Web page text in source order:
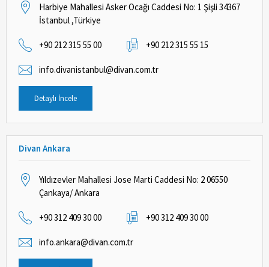
Harbiye Mahallesi Asker Ocağı Caddesi No: 1 Şişli 34367
İstanbul ,Türkiye
+90 212 315 55 00 +90 212 315 55 15
info.divanistanbul@divan.com.tr
Detaylı İncele
Divan Ankara
Yıldızevler Mahallesi Jose Marti Caddesi No: 2 06550
Çankaya/ Ankara
+90 312 409 30 00 +90 312 409 30 00
info.ankara@divan.com.tr